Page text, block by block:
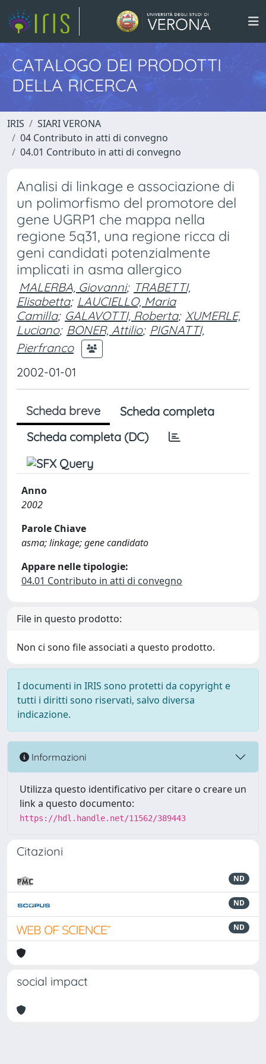
CATALOGO DEI PRODOTTI
DELLA RICERCA
IRIS
SIARI VERONA
04 Contributo in atti di convegno
04.01 Contributo in atti di convegno
Analisi di linkage e associazione di
un polimorfismo del promotore del
gene UGRP1 che mappa nella
regione 5q31, una regione ricca di
geni candidati potenzialmente
implicati in asma allergico
MALERBA, Giovanni; TRABETTI,
Elisabetta; LAUCIELLO, Maria
Camilla; GALAVOTTI, Roberta; XUMERLE,
Luciano; BONER, Attilio; PIGNATTI,
Pierfranco
2002-01-01
Scheda breve
Scheda completa
Scheda completa (DC)
Anno
2002
Parole Chiave
asma; linkage; gene candidato
Appare nelle tipologie:
04.01 Contributo in atti di convegno
File in questo prodotto:
Non ci sono file associati a questo prodotto.
I documenti in IRIS sono protetti da copyright e
tutti i diritti sono riservati, salvo diversa
indicazione.
Informazioni
Utilizza questo identificativo per citare o creare un
link a questo documento:
https://hdl.handle.net/11562/389443
Citazioni
ND
ND
ND
social impact